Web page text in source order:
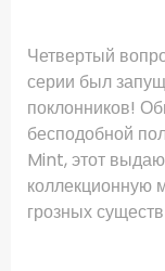
Четвертый
серии был
поклонников!
бесподобной
Mint, этот
коллекционную
грозных